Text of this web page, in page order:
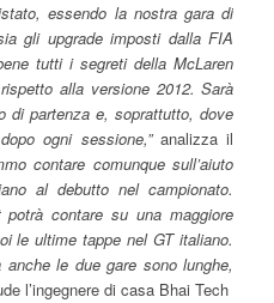
essendo la nostra gara di
gli upgrade imposti dalla FIA
tutti i segreti della McLaren
alla versione 2012. Sarà
di partenza e, soprattutto, dove
ogni sessione,”analizza il
contare comunque sull’aiuto
al debutto nel campionato.
contare su una maggiore
le ultime tappe nel GT italiano.
le due gare sono lunghe,
l’ingegnere di casa Bhai Tech